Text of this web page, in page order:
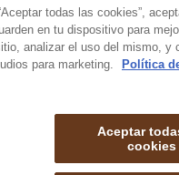
Productos
Contacto
todas las cookies”,
en tu dispositivo para
analizar el uso del mismo, y
para marketing.
Política
Aceptar
cookies